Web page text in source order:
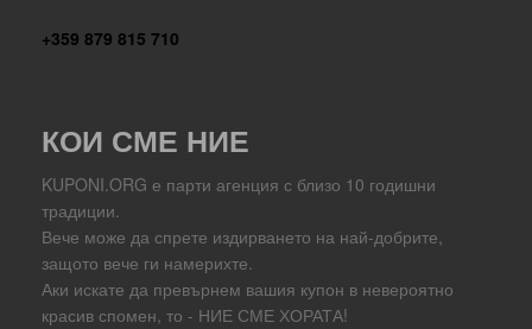
+359 879 815 710
КОИ СМЕ НИЕ
KUPONI.ORG е парти агенция с близо 10 годишни
традиции.
Вече може да спрете издирването на най-добрите,
защото вече ги намерихте.
Аки искате да превърнем вашия купон в невероятно
красив спомен, то - НИЕ СМЕ ХОРАТА!